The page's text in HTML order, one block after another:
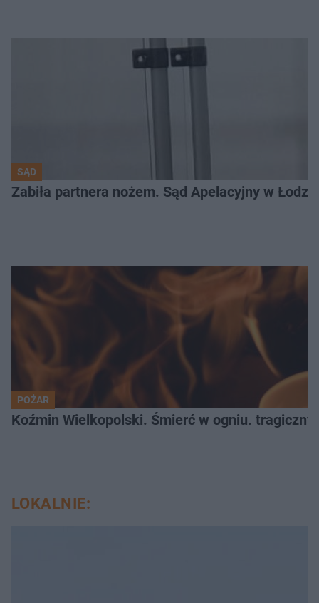
SĄD
Zabiła partnera nożem. Sąd Apelacyjny w Łodzi
POŻAR
Koźmin Wielkopolski. Śmierć w ogniu. tragiczny
LOKALNIE: